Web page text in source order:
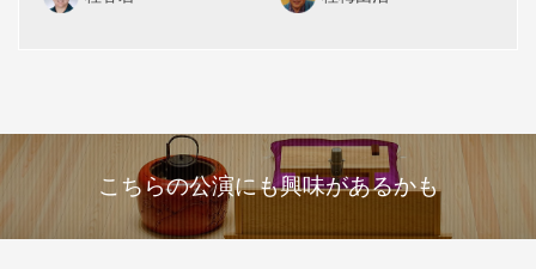
こちらの公演にも興味があるかも